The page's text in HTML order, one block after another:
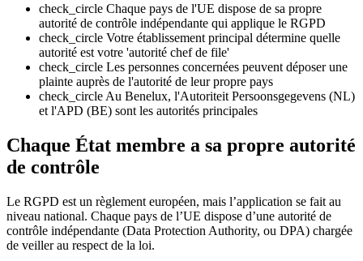
check_circle Chaque pays de l'UE dispose de sa propre
autorité de contrôle indépendante qui applique le RGPD
check_circle Votre établissement principal détermine quelle
autorité est votre 'autorité chef de file'
check_circle Les personnes concernées peuvent déposer une
plainte auprès de l'autorité de leur propre pays
check_circle Au Benelux, l'Autoriteit Persoonsgegevens (NL)
et l'APD (BE) sont les autorités principales
Chaque État membre a sa propre autorité
de contrôle
Le RGPD est un règlement européen, mais l’application se fait au
niveau national. Chaque pays de l’UE dispose d’une autorité de
contrôle indépendante (Data Protection Authority, ou DPA) chargée
de veiller au respect de la loi.